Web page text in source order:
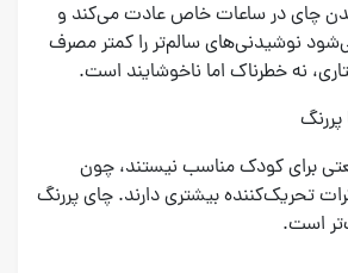
چای در ساعات خاص عادت می‌کند و
نوشیدنی‌های سالم‌تر را کمتر مصرف
نه خطرناک اما ناخوشایند است.
برای کودک مناسب نیستند، چون
تحریک‌کننده بیشتری دارند. چای پررنگ
است.